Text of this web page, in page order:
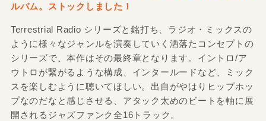
ルバム。ストックしました！
Terrestrial Radio シリーズと銘打ち、ラジオ・ミックスの
ように様々なジャンルを演奏していく洒落たコンセプトの
シリーズで、本作はその最終章となります。イントロ/ア
ウトロが繋がるような構成、インタールードなど、ミック
スを楽しむように聴いてほしい。出自がやはりヒップホッ
プなのだなと感じさせる、アタック太めのビートを軸に展
開されるジャズファンク全16トラック。